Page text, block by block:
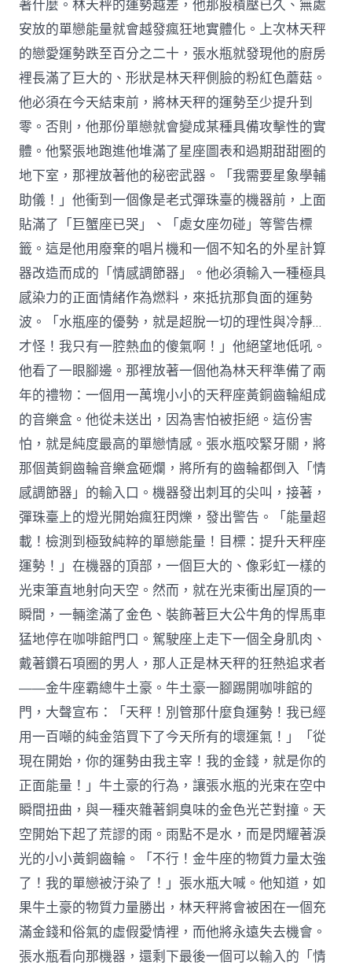
著什麼。林天秤的運勢越差，他那股積壓已久、無處
安放的單戀能量就會越發瘋狂地實體化。上次林天秤
的戀愛運勢跌至百分之二十，張水瓶就發現他的廚房
裡長滿了巨大的、形狀是林天秤側臉的粉紅色蘑菇。
他必須在今天結束前，將林天秤的運勢至少提升到
零。否則，他那份單戀就會變成某種具備攻擊性的實
體。他緊張地跑進他堆滿了星座圖表和過期甜甜圈的
地下室，那裡放著他的秘密武器。「我需要星象學輔
助儀！」他衝到一個像是老式彈珠臺的機器前，上面
貼滿了「巨蟹座已哭」、「處女座勿碰」等警告標
籤。這是他用廢棄的唱片機和一個不知名的外星計算
器改造而成的「情感調節器」。他必須輸入一種極具
感染力的正面情緒作為燃料，來抵抗那負面的運勢
波。「水瓶座的優勢，就是超脫一切的理性與冷靜…
才怪！我只有一腔熱血的傻氣啊！」他絕望地低吼。
他看了一眼腳邊。那裡放著一個他為林天秤準備了兩
年的禮物：一個用一萬塊小小的天秤座黃銅齒輪組成
的音樂盒。他從未送出，因為害怕被拒絕。這份害
怕，就是純度最高的單戀情感。張水瓶咬緊牙關，將
那個黃銅齒輪音樂盒砸爛，將所有的齒輪都倒入「情
感調節器」的輸入口。機器發出刺耳的尖叫，接著，
彈珠臺上的燈光開始瘋狂閃爍，發出警告。「能量超
載！檢測到極致純粹的單戀能量！目標：提升天秤座
運勢！」在機器的頂部，一個巨大的、像彩虹一樣的
光束筆直地射向天空。然而，就在光束衝出屋頂的一
瞬間，一輛塗滿了金色、裝飾著巨大公牛角的悍馬車
猛地停在咖啡館門口。駕駛座上走下一個全身肌肉、
戴著鑽石項圈的男人，那人正是林天秤的狂熱追求者
——金牛座霸總牛土豪。牛土豪一腳踢開咖啡館的
門，大聲宣布：「天秤！別管那什麼負運勢！我已經
用一百噸的純金箔買下了今天所有的壞運氣！」「從
現在開始，你的運勢由我主宰！我的金錢，就是你的
正面能量！」牛土豪的行為，讓張水瓶的光束在空中
瞬間扭曲，與一種夾雜著銅臭味的金色光芒對撞。天
空開始下起了荒謬的雨。雨點不是水，而是閃耀著淚
光的小小黃銅齒輪。「不行！金牛座的物質力量太強
了！我的單戀被汙染了！」張水瓶大喊。他知道，如
果牛土豪的物質力量勝出，林天秤將會被困在一個充
滿金錢和俗氣的虛假愛情裡，而他將永遠失去機會。
張水瓶看向那機器，還剩下最後一個可以輸入的「情